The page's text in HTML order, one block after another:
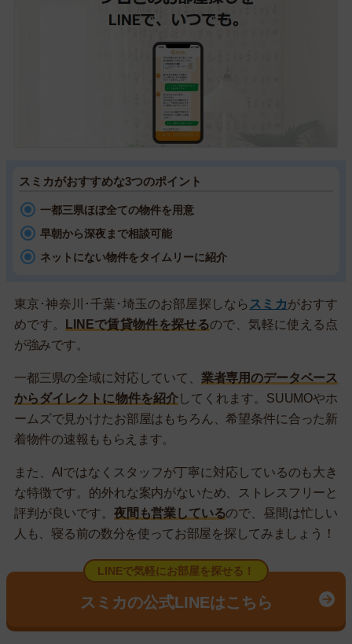
スミカがおすすめな3つのポイント
一都三県ほぼ全ての物件を用意
早朝から深夜まで相談可能
ネットにない物件をタイムリーに紹介
東京･神奈川･千葉･埼玉のお部屋探しなら スミカがおすす
めです。
LINEで賃貸物件を探せるので、気軽に使える点
が強みです。
一都三県の全域に対応していて、 業者専用のデータベース
からダイレクトに物件を紹介してくれます。SUUMOやホ
ームズで見かけたお部屋はもちろん、希望条件に合った新
着物件の速報ももらえます。
また、AIではなくスタッフが丁寧に対応しているのも大き
な特徴です。的外れな案内がないため、ストレスフリーと
評判が良いです。 夜間も営業しているので、昼間は忙しい
人も、寝る前の数分を使ってお部屋を探してみましょう！
LINEで気軽にお部屋を探せる！
スミカの公式LINEはこちら